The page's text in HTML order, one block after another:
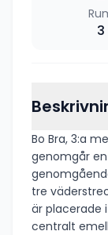
3
Bo Bra, 3:a med
genomgår
tre
är placerade
centralt